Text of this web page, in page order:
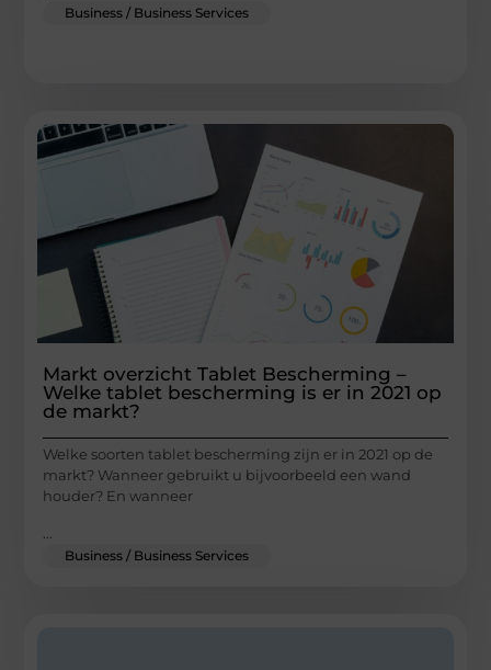
Business / Business Services
Markt overzicht Tablet Bescherming –
Welke tablet bescherming is er in 2021 op
de markt?
Welke soorten tablet bescherming zijn er in 2021 op de
markt? Wanneer gebruikt u bijvoorbeeld een wand
houder? En wanneer
Business / Business Services